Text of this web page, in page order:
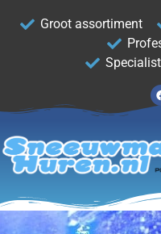
Groot assortiment